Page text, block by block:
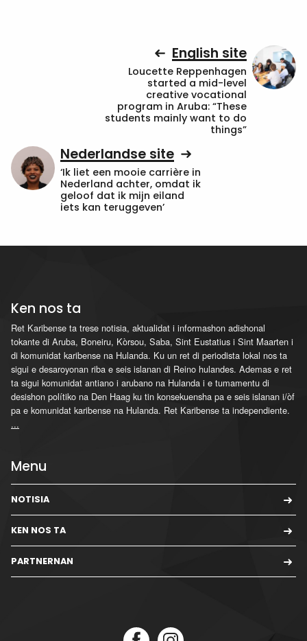
English site
Loucette Reppenhagen
started a mid-level
creative vocational
program in Aruba: “These
students mainly want to do
things”
Nederlandse site
‘Ik liet een mooie carrière in
Nederland achter, omdat ik
geloof dat ik mijn eiland
iets kan teruggeven’
Ken nos ta
Ret Karibense ta trese notisia, aktualidat i informashon adishonal
tokante di Aruba, Boneiru, Kòrsou, Saba, Sint Eustatius i Sint Maarten i
di komunidat karibense na Hulanda. Ku un ret di periodista lokal nos ta
sigui e desaroyonan riba e seis islanan di Reino hulandes. Ademas e ret
ta sigui komunidat antiano i arubano na Hulanda i e tumamentu di
desishon polítiko na Den Haag ku tin konsekuensha pa e seis islanan i/òf
pa e komunidat karibense na Hulanda. Ret Karibense ta independiente.
...
Menu
NOTISIA
KEN NOS TA
PARTNERNAN